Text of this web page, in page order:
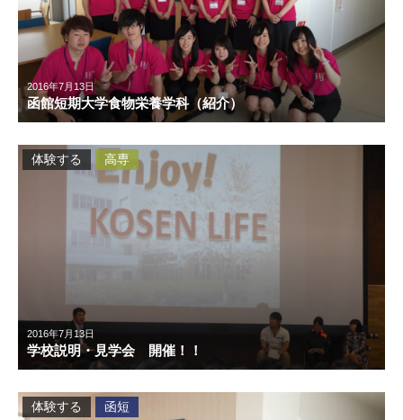
2016年7月13日
函館短期大学食物栄養学科（紹介）
2016年7月13日
学校説明・見学会 開催！！
体験する 高専
体験する 函短